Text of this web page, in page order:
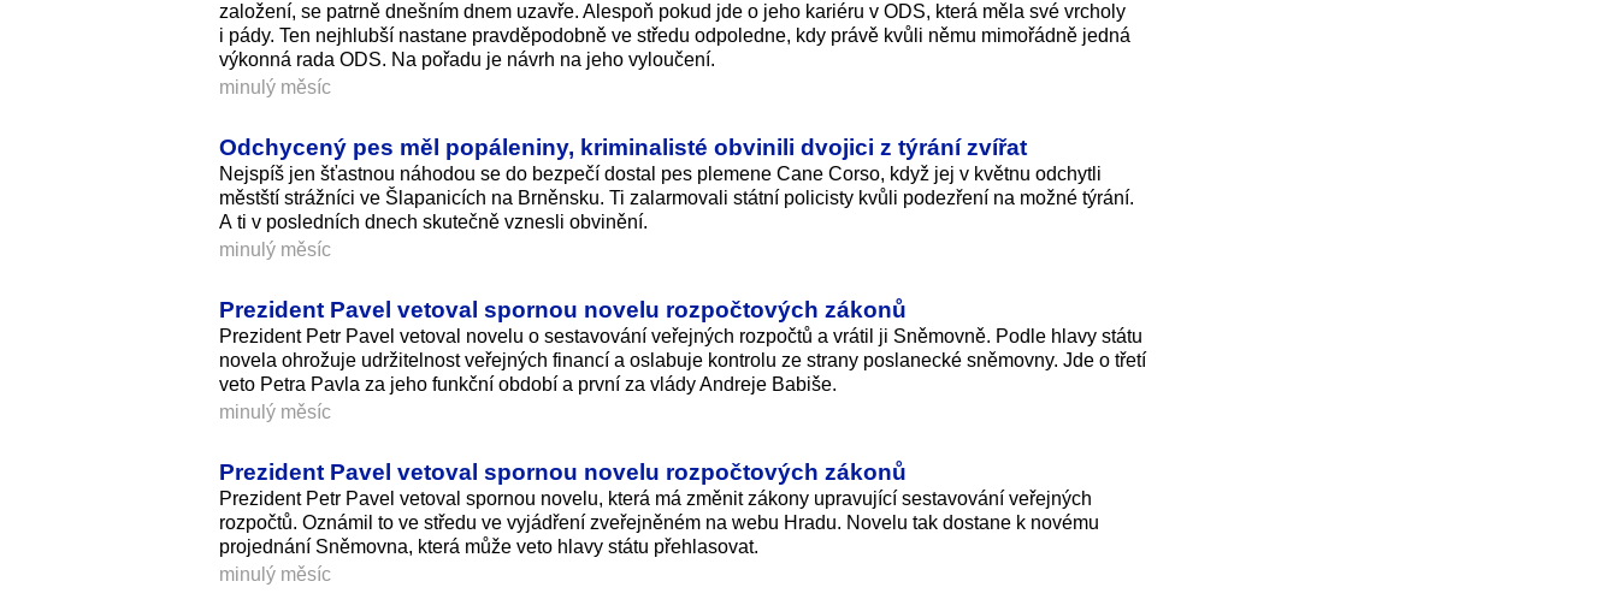
založení, se patrně dnešním dnem uzavře. Alespoň pokud jde o jeho kariéru v ODS, která měla své vrcholy
i pády. Ten nejhlubší nastane pravděpodobně ve středu odpoledne, kdy právě kvůli němu mimořádně jedná
výkonná rada ODS. Na pořadu je návrh na jeho vyloučení.
minulý měsíc
Odchycený pes měl popáleniny, kriminalisté obvinili dvojici z týrání zvířat
Nejspíš jen šťastnou náhodou se do bezpečí dostal pes plemene Cane Corso, když jej v květnu odchytli
městští strážníci ve Šlapanicích na Brněnsku. Ti zalarmovali státní policisty kvůli podezření na možné týrání.
A ti v posledních dnech skutečně vznesli obvinění.
minulý měsíc
Prezident Pavel vetoval spornou novelu rozpočtových zákonů
Prezident Petr Pavel vetoval novelu o sestavování veřejných rozpočtů a vrátil ji Sněmovně. Podle hlavy státu
novela ohrožuje udržitelnost veřejných financí a oslabuje kontrolu ze strany poslanecké sněmovny. Jde o třetí
veto Petra Pavla za jeho funkční období a první za vlády Andreje Babiše.
minulý měsíc
Prezident Pavel vetoval spornou novelu rozpočtových zákonů
Prezident Petr Pavel vetoval spornou novelu, která má změnit zákony upravující sestavování veřejných
rozpočtů. Oznámil to ve středu ve vyjádření zveřejněném na webu Hradu. Novelu tak dostane k novému
projednání Sněmovna, která může veto hlavy státu přehlasovat.
minulý měsíc